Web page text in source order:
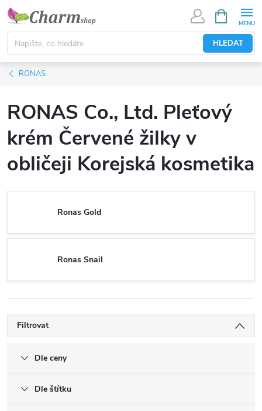
Přejít
obsah
HLEDAT
NÁKUPNÍ
KOŠÍK
RONAS
RONAS Co., Ltd. Pleťový
krém Červené žilky v
obličeji Korejská kosmetika
Ronas Gold
Ronas Snail
Filtrovat
Dle ceny
Dle štítku